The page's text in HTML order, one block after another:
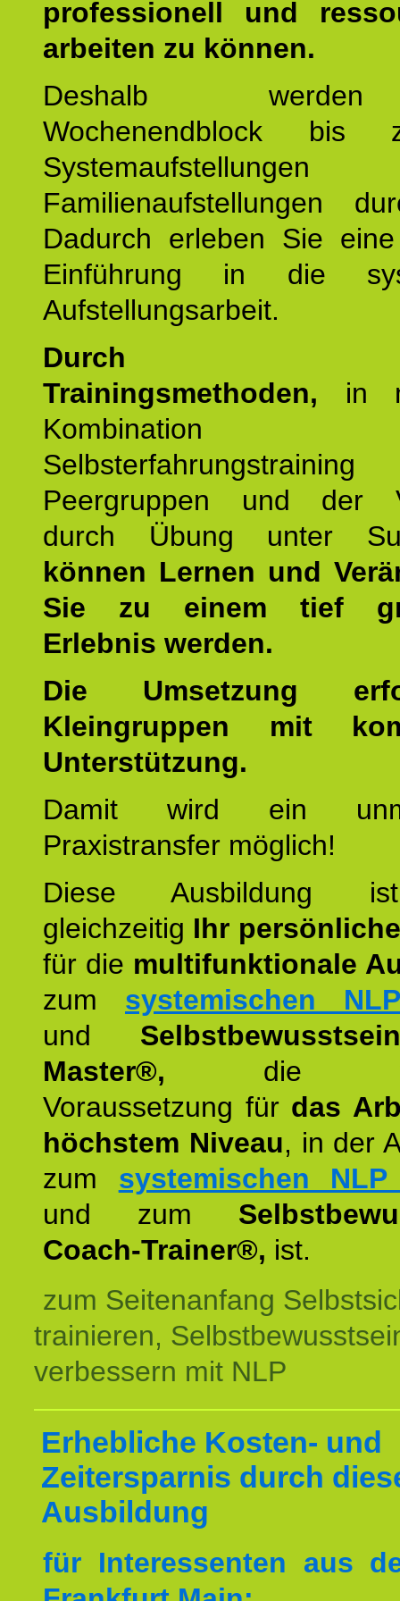
professionell und
arbeiten zu können.
Deshalb
Wochenendblock bis
Familienaufstellungen
Dadurch erleben Sie
Einführung in die
Aufstellungsarbeit.
Durch
Trainingsmethoden, in
Peergruppen und der
durch Übung unter
können Lernen und
Sie zu einem tief
Erlebnis werden.
Die Umsetzung
Kleingruppen mit
Unterstützung.
Damit wird ein
Praxistransfer möglich!
Diese Ausbildung
gleichzeitig Ihr
für die multifunktionale
zum systemischen
und
Master®, die
Voraussetzung für das
höchstem Niveau, in der
zum systemischen
und zum
Coach-Trainer®, ist.
zum Seitenanfang
trainieren,
verbessern mit NLP
Erhebliche Kosten- und
Zeitersparnis durch
Ausbildung
für Interessenten aus